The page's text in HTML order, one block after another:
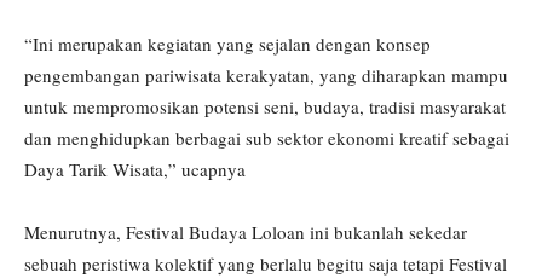
“Ini merupakan kegiatan yang sejalan dengan konsep
pengembangan pariwisata kerakyatan, yang diharapkan mampu
untuk mempromosikan potensi seni, budaya, tradisi masyarakat
dan menghidupkan berbagai sub sektor ekonomi kreatif sebagai
Daya Tarik Wisata,” ucapnya
Menurutnya, Festival Budaya Loloan ini bukanlah sekedar
sebuah peristiwa kolektif yang berlalu begitu saja tetapi Festival